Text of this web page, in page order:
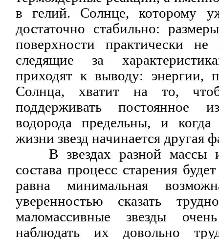
в гелий. Солнце, которому
достаточно стабильно:
поверхности практически
следящие за
приходят к выводу: энергии,
Солнца, хватит на то,
поддерживать постоянное
водорода предельны, и
жизни звезд начинается другая
В звездах разной массы и
состава процесс старения
равна минимальная
уверенностью сказать
маломассивные звезды
наблюдать их довольно